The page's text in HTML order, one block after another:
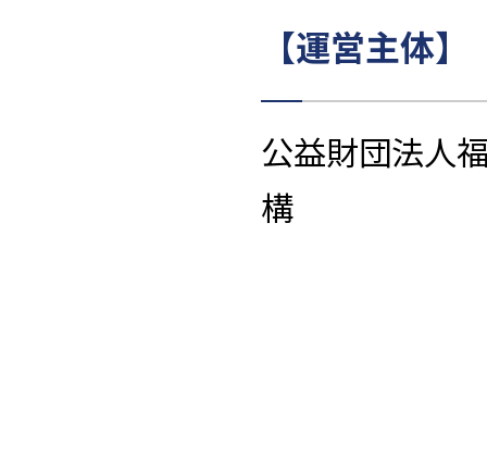
【運営主体】
公益財団法人
構